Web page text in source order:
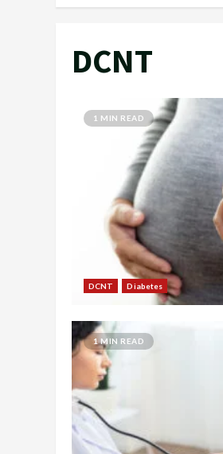
DCNT
1 MIN READ
DCNT Diabetes
1 MIN READ